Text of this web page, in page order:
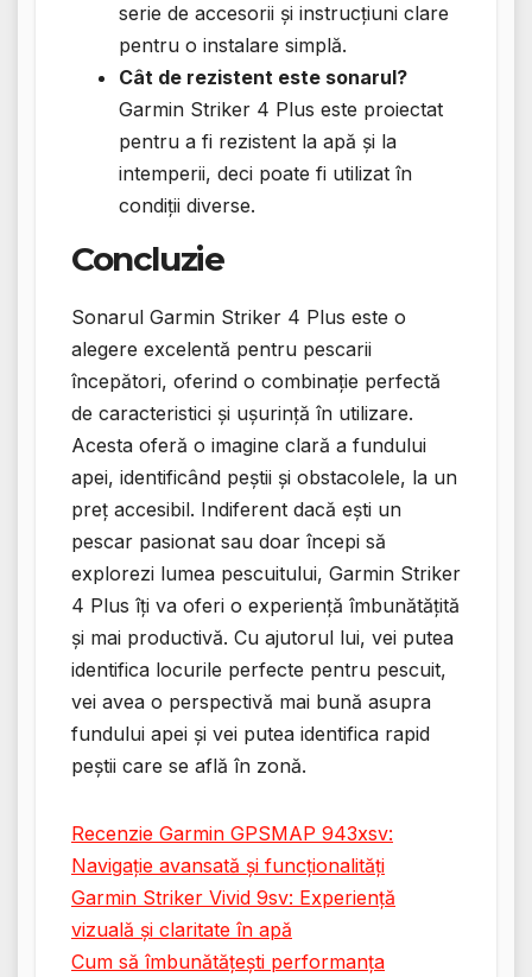
serie de accesorii și instrucțiuni clare
pentru o instalare simplă.
Cât de rezistent este sonarul?
Garmin Striker 4 Plus este proiectat
pentru a fi rezistent la apă și la
intemperii, deci poate fi utilizat în
condiții diverse.
Concluzie
Sonarul Garmin Striker 4 Plus este o
alegere excelentă pentru pescarii
începători, oferind o combinație perfectă
de caracteristici și ușurință în utilizare.
Acesta oferă o imagine clară a fundului
apei, identificând peștii și obstacolele, la un
preț accesibil. Indiferent dacă ești un
pescar pasionat sau doar începi să
explorezi lumea pescuitului, Garmin Striker
4 Plus îți va oferi o experiență îmbunătățită
și mai productivă. Cu ajutorul lui, vei putea
identifica locurile perfecte pentru pescuit,
vei avea o perspectivă mai bună asupra
fundului apei și vei putea identifica rapid
peștii care se află în zonă.
Recenzie Garmin GPSMAP 943xsv:
Navigație avansată și funcționalități
Garmin Striker Vivid 9sv: Experiență
vizuală și claritate în apă
Cum să îmbunătățești performanța